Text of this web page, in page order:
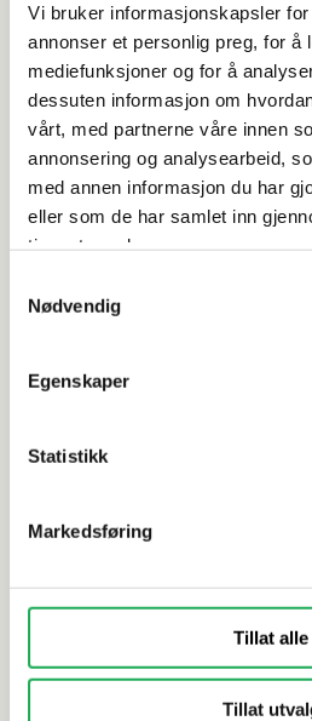
Vi bruker informasjonskapsler
annonser et personlig preg, for å
mediefunksjoner og for å
dessuten informasjon om
vårt, med partnerne våre innen
annonsering og analysearbeid,
med annen informasjon du har
eller som de har samlet inn
tjenestene deres.
Nødvendig
Egenskaper
Statistikk
Markedsføring
Tillat alle
Tillat
Rengjøring og vedlikehold
Leveringsinformasjon
Dokumentasjon
Alternative produkter